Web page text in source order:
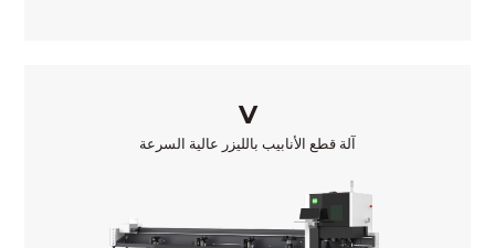
V
آلة قطع الأنابيب بالليزر عالية السرعة